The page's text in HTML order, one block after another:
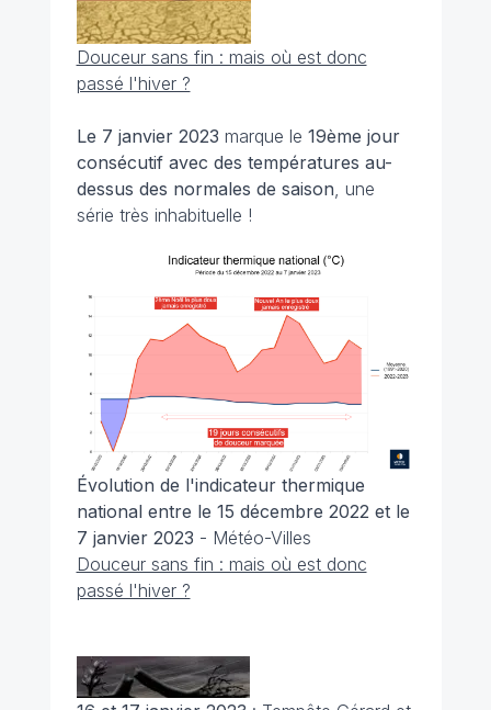
Douceur sans fin : mais où est donc
passé l'hiver ?
Le 7 janvier 2023 marque le 19ème jour
consécutif avec des températures au-
dessus des normales de saison , une
série très inhabituelle !
Évolution de l'indicateur thermique
national entre le 15 décembre 2022 et le
7 janvier 2023 - Météo-Villes
Douceur sans fin : mais où est donc
passé l'hiver ?